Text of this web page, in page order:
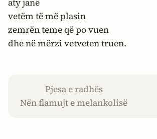
aty janë
vetëm të më plasin
zemrën teme që po vuen
dhe në mërzi vetveten truen.
Pjesa e radhës
Nën flamujt e melankolisë